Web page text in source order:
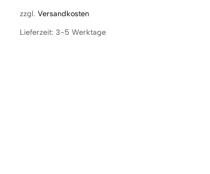
zzgl. Versandkosten
Lieferzeit: 3-5 Werktage